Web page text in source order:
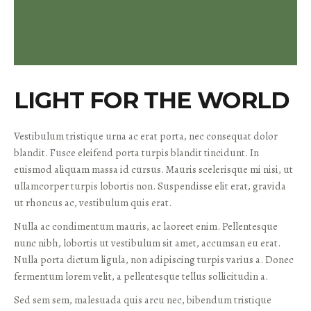
LIGHT FOR THE WORLD
Vestibulum tristique urna ac erat porta, nec consequat dolor
blandit. Fusce eleifend porta turpis blandit tincidunt. In
euismod aliquam massa id cursus. Mauris scelerisque mi nisi, ut
ullamcorper turpis lobortis non. Suspendisse elit erat, gravida
ut rhoncus ac, vestibulum quis erat.
Nulla ac condimentum mauris, ac laoreet enim. Pellentesque
nunc nibh, lobortis ut vestibulum sit amet, accumsan eu erat.
Nulla porta dictum ligula, non adipiscing turpis varius a. Donec
fermentum lorem velit, a pellentesque tellus sollicitudin a.
Sed sem sem, malesuada quis arcu nec, bibendum tristique